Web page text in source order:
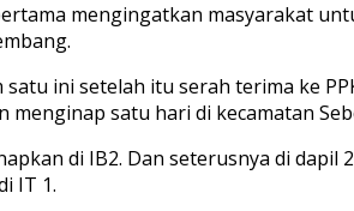
mengingatkan masyarakat
ini setelah itu serah terima ke
satu hari di kecamatan
di IB2. Dan seterusnya di dapil
IT 1.